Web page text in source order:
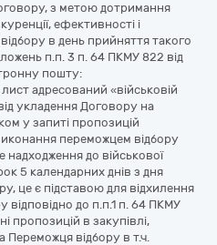
з метою дотримання
ефективності і
в день прийняття такого
п.п. 3 п. 64 ПКМУ 822 від
пошту:
адресований «військовій
укладення Договору на
у запиті пропозицій
переможцем відбору
надходження до військової
5 календарних днів з дня
це є підставою для відхилення
відповідно до п.п.1 п. 64 ПКМУ
пропозицій в закупівлі,
Переможця відбору в т.ч.